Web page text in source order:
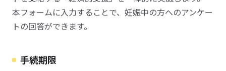
本フォームに入力することで、妊娠中の方へのアンケー
トの回答ができます。
手続期限